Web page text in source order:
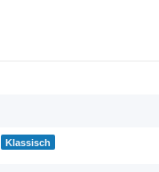
Klassisch